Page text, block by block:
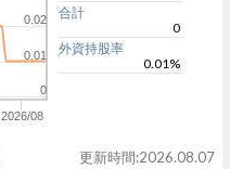
2026/08
0
0.01
0.02
合計
0
外資持股率
0.01%
更新時間:2026.08.07